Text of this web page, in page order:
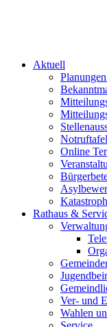
Aktuell
Notruftafel
Online
Rathaus &
Ver- und
Wahlen